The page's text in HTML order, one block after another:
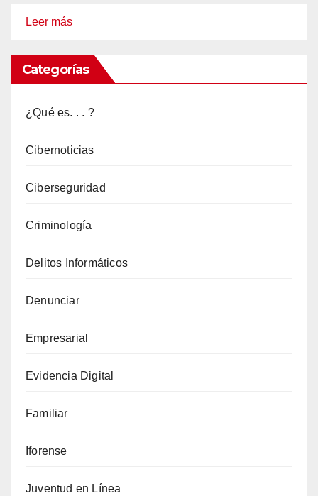
Leer más:
qué
edad
se
educar
ciberseguridad
nuevas
Categorías
¿Qué es. . . ?
Cibernoticias
Ciberseguridad
Criminología
Delitos Informáticos
Denunciar
Empresarial
Evidencia Digital
Familiar
Iforense
Juventud en Línea